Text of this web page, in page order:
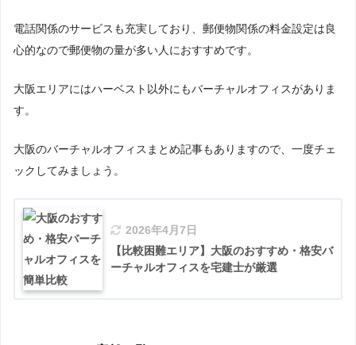
電話関係のサービスも充実しており、郵便物関係の料金設定は良
心的なので郵便物の量が多い人におすすめです。
大阪エリアにはハーベスト以外にもバーチャルオフィスがありま
す。
大阪のバーチャルオフィスまとめ記事もありますので、一度チェ
ックしてみましょう。
2026年4月7日
【比較困難エリア】大阪のおすすめ・格安バ
ーチャルオフィスを宅建士が厳選